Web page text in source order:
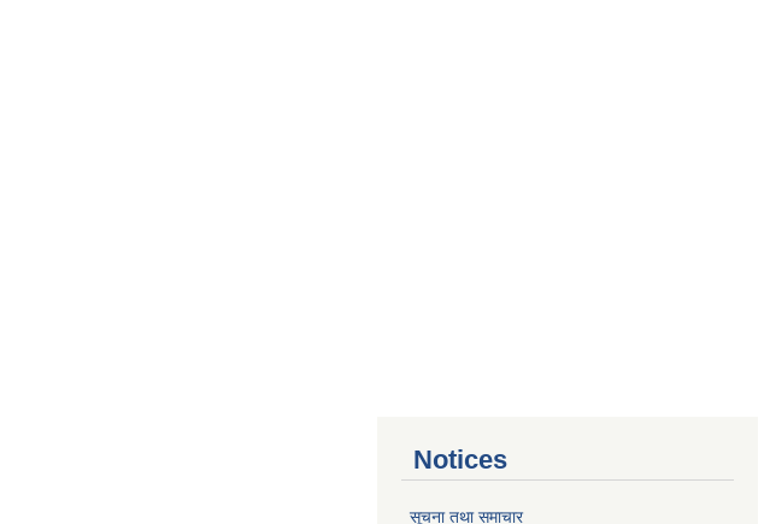
Notices
सूचना तथा समाचार